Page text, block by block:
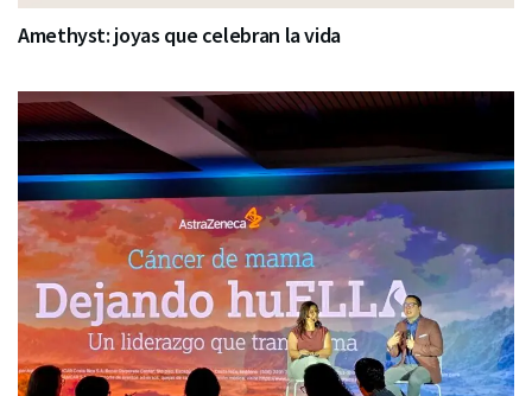
Amethyst: joyas que celebran la vida